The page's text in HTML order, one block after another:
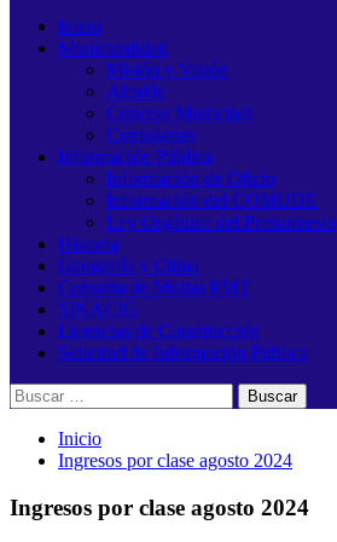
Inicio
Municipalidad
Misión y Visión
Alcalde
Concejo Municipal
Comisiones
Información Pública
Información de Oficio
Información del COMUDE
Ley Orgánica del Presupuesto
Historia
Geografía y Clima
Consulta de Multas PMT
SINACIG
Licencias de Construcción
Solicitud de Información Pública
Buscar:
Inicio
Ingresos por clase agosto 2024
Ingresos por clase agosto 2024